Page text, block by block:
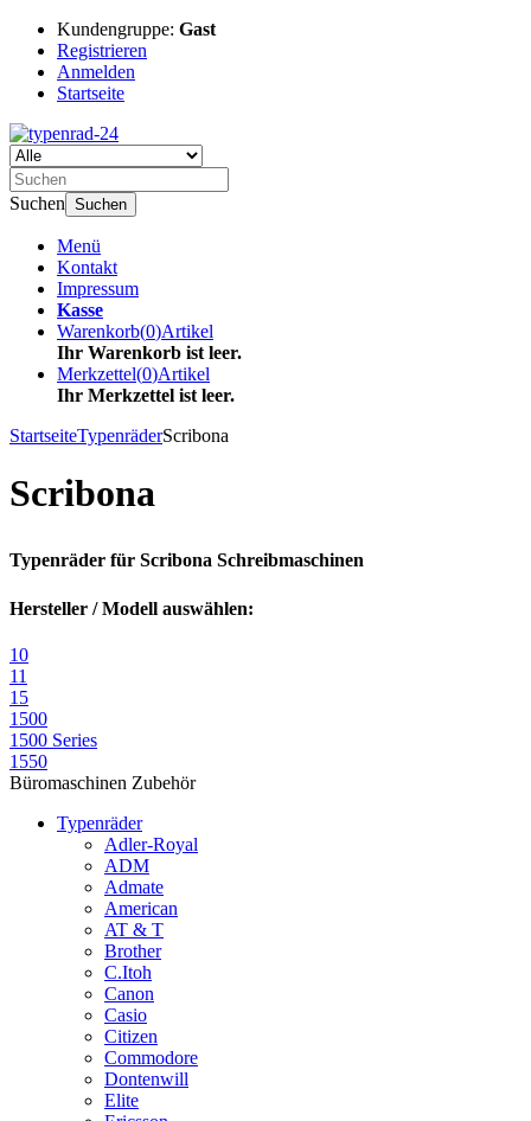
Kundengruppe: Gast
Registrieren
Anmelden
Startseite
Suchen Suchen
Menü
Kontakt
Impressum
Kasse
Warenkorb(0)Artikel
Ihr Warenkorb ist leer.
Merkzettel(0)Artikel
Ihr Merkzettel ist leer.
StartseiteTypenräderScribona
Scribona
Typenräder für Scribona Schreibmaschinen
Hersteller / Modell auswählen:
10
11
15
1500
1500 Series
1550
Büromaschinen Zubehör
Typenräder
Adler-Royal
ADM
Admate
American
AT & T
Brother
C.Itoh
Canon
Casio
Citizen
Commodore
Dontenwill
Elite